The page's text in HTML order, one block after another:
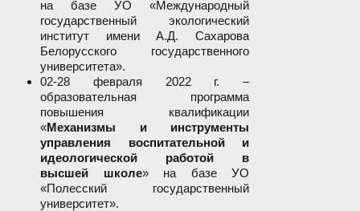
на базе УО «Международный
государственный экологический
институт имени А.Д. Сахарова
Белорусского государственного
университета».
02-28 февраля 2022 г. –
образовательная программа
повышения квалификации
«Механизмы и инструменты
управления воспитательной и
идеологической работой в
высшей школе» на базе УО
«Полесский государственный
университет».